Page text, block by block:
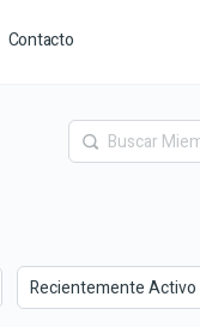
Contacto
Buscar
Miembros…
Ordenar
por: